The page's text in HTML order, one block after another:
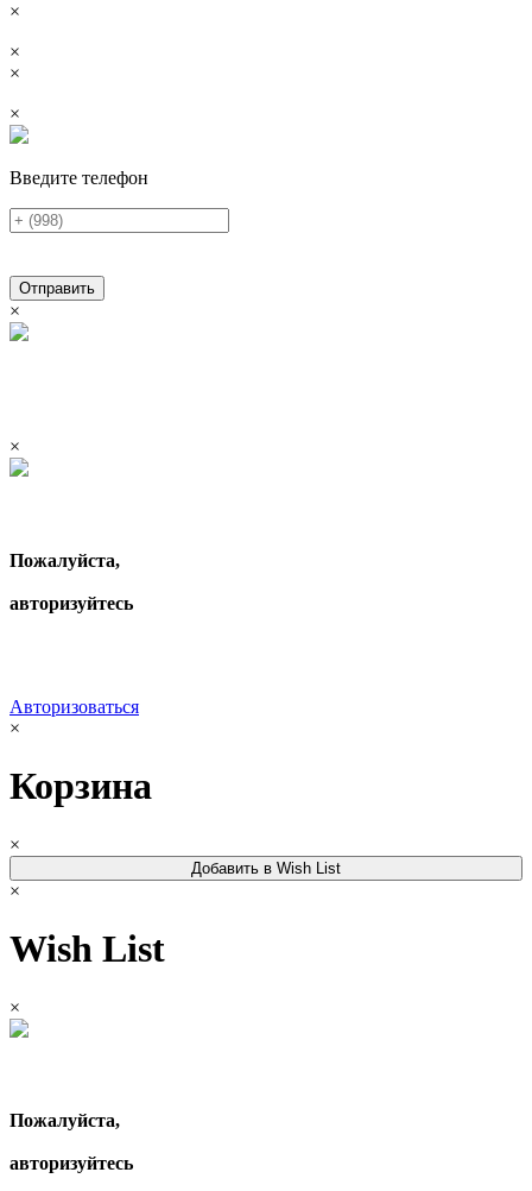
×
×
×
×
Введите телефон
Отправить
×
×
Пожалуйста,
авторизуйтесь
Авторизоваться
×
Корзина
×
Добавить в Wish List
×
Wish List
×
Пожалуйста,
авторизуйтесь